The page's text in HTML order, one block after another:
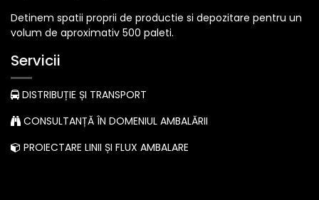
Detinem spatii proprii de productie si depozitare pentru un
volum de aproximativ 500 paleti.
Servicii
DISTRIBUȚIE ȘI TRANSPORT
CONSULTANȚĂ ÎN DOMENIUL AMBALĂRII
PROIECTARE LINII ȘI FLUX AMBALARE